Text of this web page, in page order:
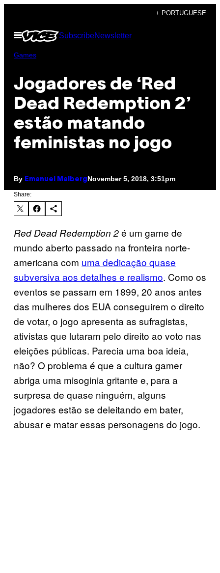
content
+ PORTUGUESE
Open
Menu
SubscribeNewsletter
Games
Jogadores de ‘Red
Dead Redemption 2’
estão matando
feministas no jogo
By Emanuel MaibergNovember 5, 2018, 3:51pm
Share:
Red Dead Redemption 2é um game de
mundo aberto passado na fronteira norte-
americana com uma dedicação quase
subversiva aos detalhes e realismo. Como os
eventos se passam em 1899, 20 anos antes
das mulheres dos EUA conseguirem o direito
de votar, o jogo apresenta as sufragistas,
ativistas que lutaram pelo direito ao voto nas
eleições públicas. Parecia uma boa ideia,
não? O problema é que a cultura gamer
abriga uma misoginia gritante e, para a
surpresa de quase ninguém, alguns
jogadores estão se deleitando em bater,
abusar e matar essas personagens do jogo.